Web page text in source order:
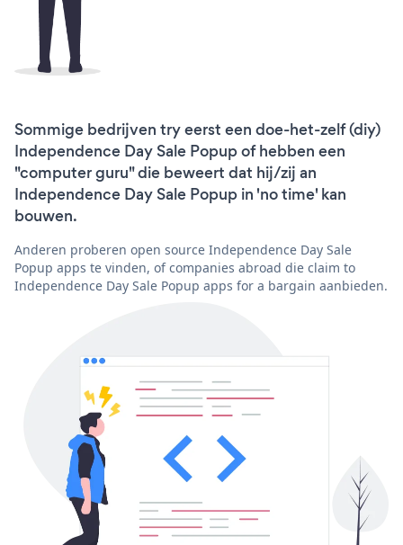
Sommige bedrijven try eerst een doe-het-zelf (diy)
Independence Day Sale Popup of hebben een
"computer guru" die beweert dat hij/zij an
Independence Day Sale Popup in 'no time' kan
bouwen.
Anderen proberen open source Independence Day Sale
Popup apps te vinden, of companies abroad die claim to
Independence Day Sale Popup apps for a bargain aanbieden.